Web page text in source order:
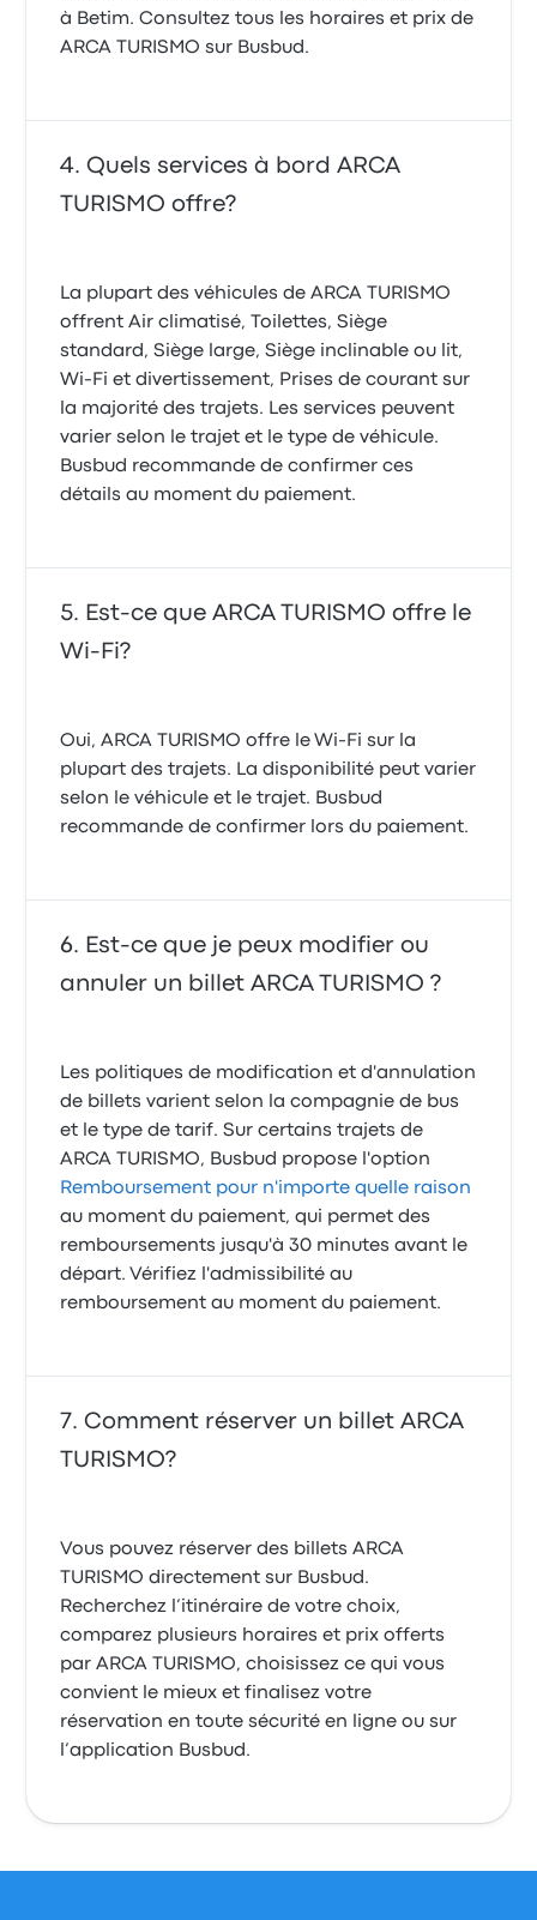
à Betim. Consultez tous les horaires et prix de
ARCA TURISMO sur Busbud.
Quels services à bord ARCA
TURISMO offre?
La plupart des véhicules de ARCA TURISMO
offrent Air climatisé, Toilettes, Siège
standard, Siège large, Siège inclinable ou lit,
Wi-Fi et divertissement, Prises de courant sur
la majorité des trajets. Les services peuvent
varier selon le trajet et le type de véhicule.
Busbud recommande de confirmer ces
détails au moment du paiement.
Est-ce que ARCA TURISMO offre le
Wi-Fi?
Oui, ARCA TURISMO offre le Wi-Fi sur la
plupart des trajets. La disponibilité peut varier
selon le véhicule et le trajet. Busbud
recommande de confirmer lors du paiement.
Est-ce que je peux modifier ou
annuler un billet ARCA TURISMO ?
Les politiques de modification et d'annulation
de billets varient selon la compagnie de bus
et le type de tarif. Sur certains trajets de
ARCA TURISMO, Busbud propose l'option
Remboursement pour n'importe quelle raison
au moment du paiement, qui permet des
remboursements jusqu'à 30 minutes avant le
départ. Vérifiez l'admissibilité au
remboursement au moment du paiement.
Comment réserver un billet ARCA
TURISMO?
Vous pouvez réserver des billets ARCA
TURISMO directement sur Busbud.
Recherchez l’itinéraire de votre choix,
comparez plusieurs horaires et prix offerts
par ARCA TURISMO, choisissez ce qui vous
convient le mieux et finalisez votre
réservation en toute sécurité en ligne ou sur
l’application Busbud.